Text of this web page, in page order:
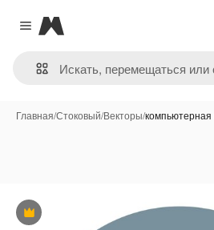
Close menu
Magnific
Главная/Стоковый/Векторы/
Премиум